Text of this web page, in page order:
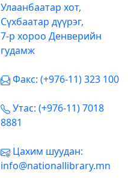
Улаанбаатар хот,
Сүхбаатар дүүрэг,
7-р хороо Денверийн
гудамж
Факс: (+976-11) 323 100
Утас: (+976-11) 7018
8881
Цахим шуудан:
info@nationallibrary.mn